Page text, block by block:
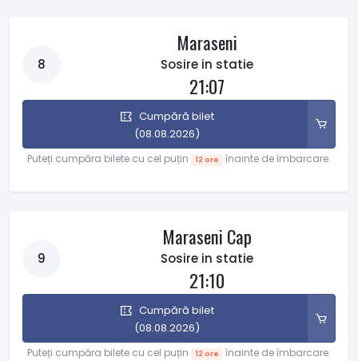
8
Maraseni
Sosire in statie
21:07
Cumpără bilet
(08.08.2026)
Puteți cumpăra bilete cu cel puțin 12 ore înainte de îmbarcare.
9
Maraseni Cap
Sosire in statie
21:10
Cumpără bilet
(08.08.2026)
Puteți cumpăra bilete cu cel puțin 12 ore înainte de îmbarcare.